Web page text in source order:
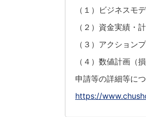
（１）ビジネスモ
（２）資金実績・
（３）アクション
（４）数値計画（
申請等の詳細等に
https://